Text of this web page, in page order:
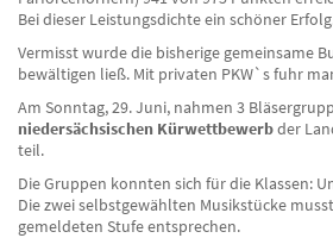
Bei dieser Leistungsdichte ein schöner
Vermisst wurde die bisherige gemeinsame
bewältigen ließ. Mit privaten PKW`s fuhr
Am Sonntag, 29. Juni, nahmen 3
niedersächsischen Kürwettbewerbder
teil.
Die Gruppen konnten sich für die Klassen:
Die zwei selbstgewählten Musikstücke
gemeldeten Stufe entsprechen.